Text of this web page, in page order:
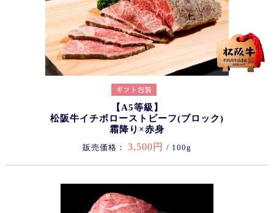
【A5等級】
松阪牛イチボローストビーフ(ブロック)
霜降り×赤身
販売価格： 3,500円 / 100g